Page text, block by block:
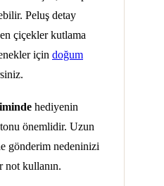
Peluş detay
çiçekler kutlama
için doğum
hediyenin
önemlidir. Uzun
gönderim nedeninizi
not kullanın.